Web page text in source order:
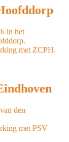
in het
met ZCPH.
den
met PSV